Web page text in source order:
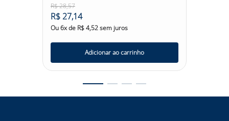
R$28,57
R$27,14
Ou6x de R$4,52sem juros
Adicionar ao carrinho